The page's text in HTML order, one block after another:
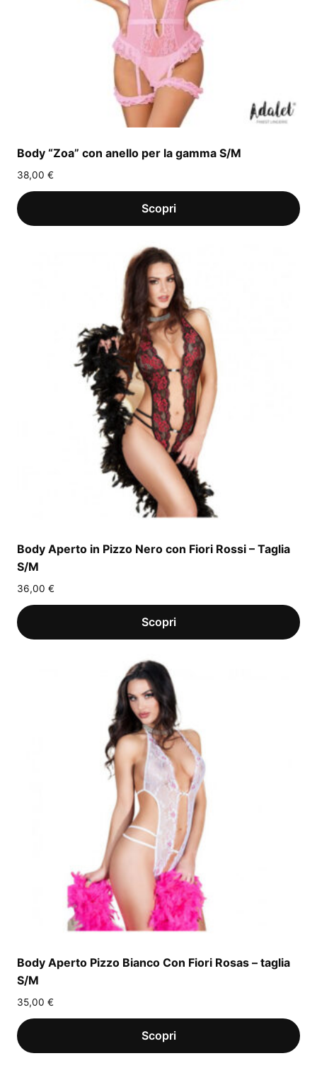
Body “Zoa” con anello per la gamma S/M
38,00 €
Body Aperto in Pizzo Nero con Fiori Rossi – Taglia
S/M
36,00 €
Body Aperto Pizzo Bianco Con Fiori Rosas – taglia
S/M
35,00 €